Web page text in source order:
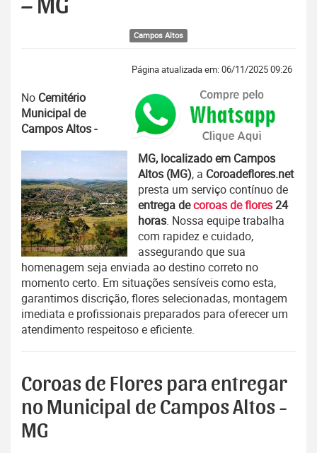
– MG
Campos Altos
Página atualizada em: 06/11/2025 09:26
No Cemitério
Municipal de
Campos Altos -
MG, localizado em Campos
Altos (MG), a Coroadeflores.net
presta um serviço contínuo de
entrega decoroas de flores24
horas. Nossa equipe trabalha
com rapidez e cuidado,
assegurando que sua
homenagem seja enviada ao destino correto no
momento certo. Em situações sensíveis como esta,
garantimos discrição, flores selecionadas, montagem
imediata e profissionais preparados para oferecer um
atendimento respeitoso e eficiente.
Coroas de Flores para entregar
no Municipal de Campos Altos -
MG